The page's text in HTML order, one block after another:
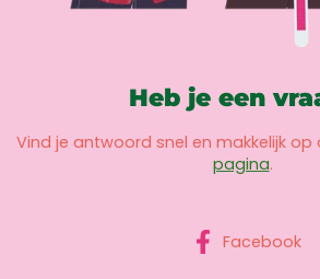
Heb je een
Vind je antwoord snel en makkelijk op
pagina.
Facebook